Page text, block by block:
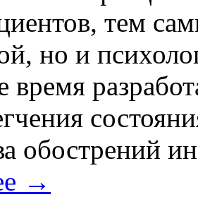
тем
но и
время
обострений
→